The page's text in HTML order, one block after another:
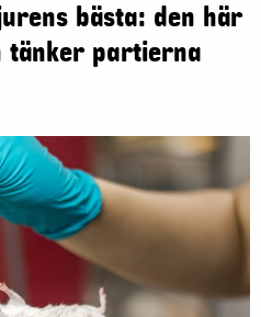
bästa: den här
tänker partierna